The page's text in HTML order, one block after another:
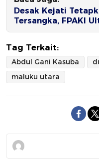
Desak Kejati
Tersangka, FPAKI
Tag Terkait:
Abdul Gani Kasuba
maluku utara